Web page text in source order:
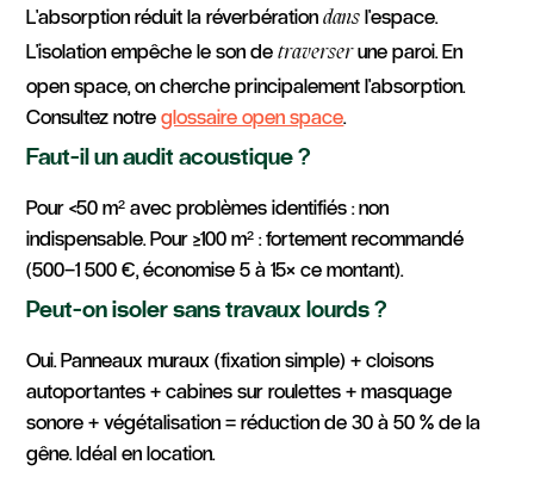
L'absorption réduit la réverbérationdans l'espace.
L'isolation empêche le son detraverserune paroi. En
open space, on cherche principalement l'absorption.
Consultez notreglossaire open space.
Faut-il un audit acoustique ?
Pour <50 m² avec problèmes identifiés : non
indispensable. Pour ≥100 m² : fortement recommandé
(500–1 500 €, économise 5 à 15× ce montant).
Peut-on isoler sans travaux lourds ?
Oui. Panneaux muraux (fixation simple) + cloisons
autoportantes + cabines sur roulettes + masquage
sonore + végétalisation = réduction de 30 à 50 % de la
gêne. Idéal en location.